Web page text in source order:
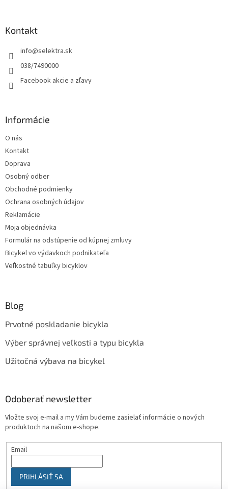
Kontakt
info@selektra.sk
038/7490000
Facebook akcie a zľavy
Informácie
O nás
Kontakt
Doprava
Osobný odber
Obchodné podmienky
Ochrana osobných údajov
Reklamácie
Moja objednávka
Formulár na odstúpenie od kúpnej zmluvy
Bicykel vo výdavkoch podnikateľa
Veľkostné tabuľky bicyklov
Blog
Prvotné poskladanie bicykla
Výber správnej veľkosti a typu bicykla
Užitočná výbava na bicykel
Odoberať newsletter
Vložte svoj e-mail a my Vám budeme zasielať informácie o nových
produktoch na našom e-shope.
Email
PRIHLÁSIŤ SA